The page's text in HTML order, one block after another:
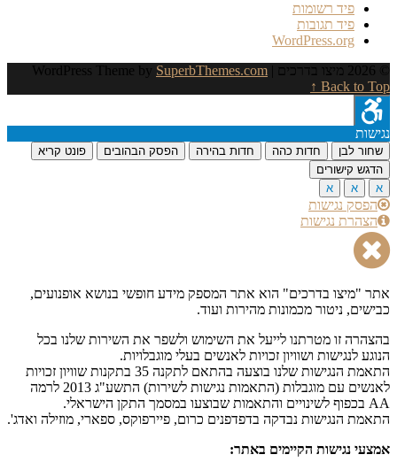
פיד רשומות
פיד תגובות
WordPress.org
© 2026 מיצו בדרכים
SuperbThemes.com
Back to Top ↑
נגישות
שחור לבן חדות כהה חדות בהירה הפסק הבהובים
פונט קריא
הדגש קישורים
א
א א
הפסק נגישות
הצהרת נגישות
אתר "מיצו בדרכים" הוא אתר המספק מידע חופשי בנושא אופנועים,
כבישים, ניטור מכמונות מהירות ועוד.
בהצהרה זו מטרתנו לייעל את השימוש ולשפר את השירות שלנו בכל
הנוגע לנגישות ושוויון זכויות לאנשים בעלי מוגבלויות.
התאמת הנגישות שלנו בוצעה בהתאם לתקנה 35 בתקנות שוויון זכויות
לאנשים עם מוגבלות (התאמות נגישות לשירות) התשע"ג 2013 לרמה
AA בכפוף לשינויים והתאמות שבוצעו במסמך התקן הישראלי.
התאמת הנגישות נבדקה בדפדפנים כרום, פיירפוקס, ספארי, מוזילה ואדג'.
אמצעי נגישות הקיימים באתר: